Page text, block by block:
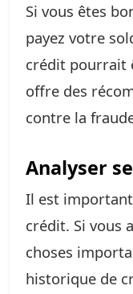
Si vous êtes
payez votre
crédit pourrait
offre des
contre la
Analyser
Il est
crédit. Si vous
choses
historique de